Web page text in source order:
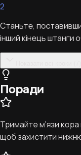
2
Станьте,
інший кінець штанги
Поради
Тримайте м’язи
щоб захистити